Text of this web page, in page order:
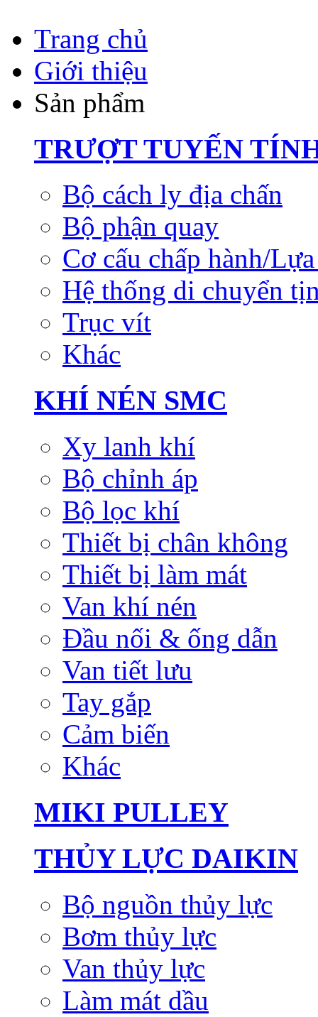
Trang chủ
Giới thiệu
Sản phẩm
TRƯỢT TUYẾN
Bộ cách ly địa chấn
Bộ phận quay
Cơ cấu chấp hành/
Hệ thống di chuyển
Trục vít
Khác
KHÍ NÉN SMC
Xy lanh khí
Bộ chỉnh áp
Bộ lọc khí
Thiết bị chân không
Thiết bị làm mát
Van khí nén
Đầu nối & ống dẫn
Van tiết lưu
Tay gắp
Cảm biến
Khác
MIKI PULLEY
THỦY LỰC DAIKIN
Bộ nguồn thủy lực
Bơm thủy lực
Van thủy lực
Làm mát dầu